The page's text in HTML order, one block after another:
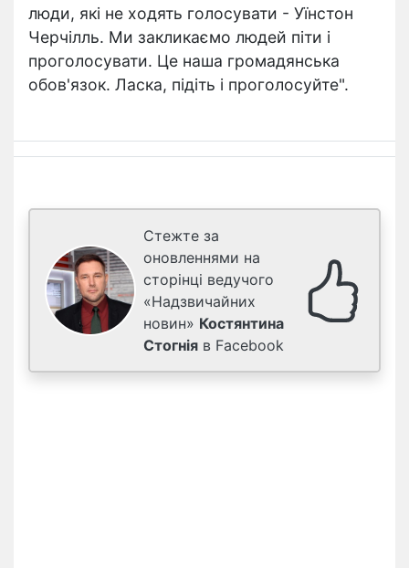
люди, які не ходять голосувати - Уїнстон
Черчілль. Ми закликаємо людей піти і
проголосувати. Це наша громадянська
обов'язок. Ласка, підіть і проголосуйте".
Стежте за
оновленнями на
сторінці ведучого
«Надзвичайних
новин» Костянтина
Стогнія в Facebook